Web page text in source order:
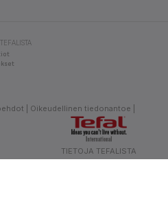
Oikeudellinen tiedonantoe
TIETOJA TEFALISTA